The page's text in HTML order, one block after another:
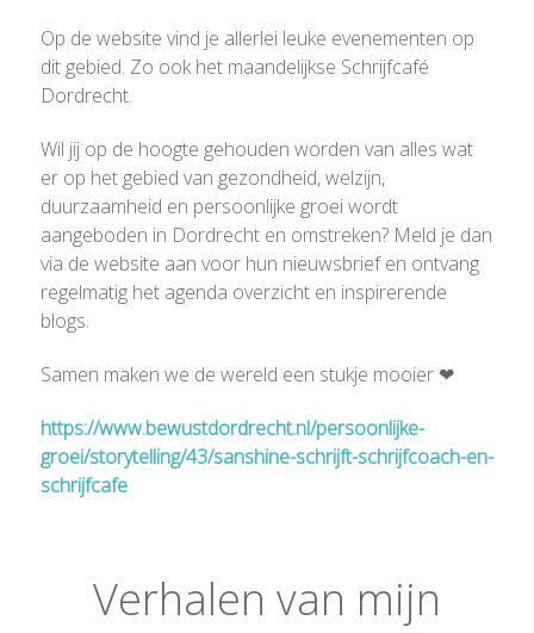
Op de website vind je allerlei leuke evenementen op
dit gebied. Zo ook het maandelijkse Schrijfcafé
Dordrecht.
Wil jij op de hoogte gehouden worden van alles wat
er op het gebied van gezondheid, welzijn,
duurzaamheid en persoonlijke groei wordt
aangeboden in Dordrecht en omstreken? Meld je dan
via de website aan voor hun nieuwsbrief en ontvang
regelmatig het agenda overzicht en inspirerende
blogs.
Samen maken we de wereld een stukje mooier ❤
https://www.bewustdordrecht.nl/persoonlijke-
groei/storytelling/43/sanshine-schrijft-schrijfcoach-en-
schrijfcafe
Verhalen van mijn